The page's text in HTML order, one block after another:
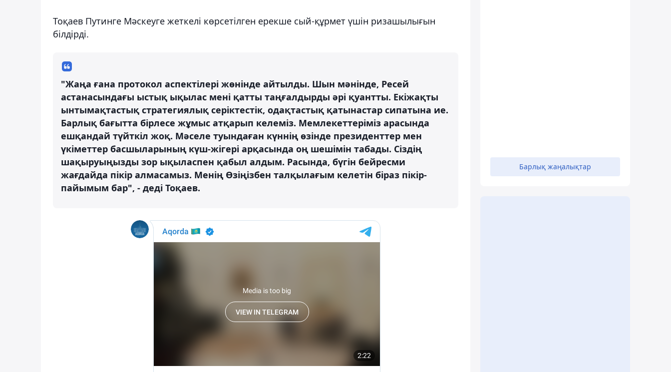
Тоқаев Путинге Мәскеуге жеткелі көрсетілген ерекше сый-құрмет үшін ризашылығын
білдірді.
"Жаңа ғана протокол аспектілері жөнінде айтылды. Шын мәнінде, Ресей
астанасындағы ыстық ықылас мені қатты таңғалдырды әрі қуантты. Екіжақты
ынтымақтастық стратегиялық серіктестік, одақтастық қатынастар сипатына ие.
Барлық бағытта бірлесе жұмыс атқарып келеміз. Мемлекеттеріміз арасында
ешқандай түйткіл жоқ. Мәселе туындаған күннің өзінде президенттер мен
үкіметтер басшыларының күш-жігері арқасында оң шешімін табады. Сіздің
шақыруыңызды зор ықыласпен қабыл алдым. Расында, бүгін бейресми
жағдайда пікір алмасамыз. Менің Өзіңізбен талқылағым келетін біраз пікір-
пайымым бар", - деді Тоқаев.
Барлық жаңалықтар